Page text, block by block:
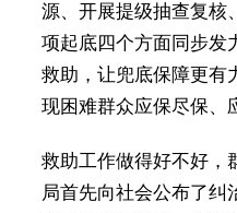
源、开展提级抽查复核
项起底四个方面同步发
救助，让兜底保障更有
现困难群众应保尽保、
救助工作做得好不好，
局首先向社会公布了纠